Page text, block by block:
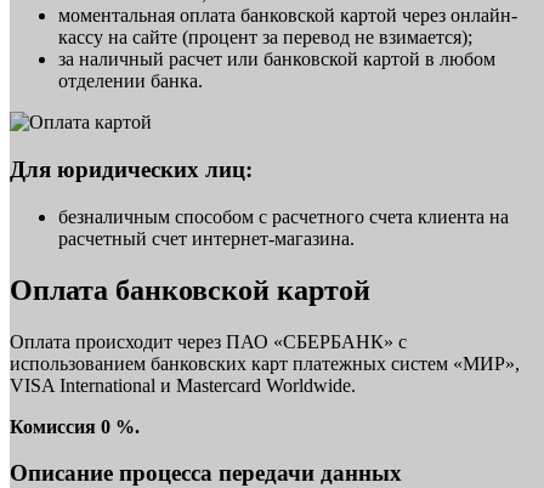
моментальная оплата банковской картой через онлайн-
кассу на сайте (процент за перевод не взимается);
за наличный расчет или банковской картой в любом
отделении банка.
Для юридических лиц:
безналичным способом с расчетного счета клиента на
расчетный счет интернет-магазина.
Оплата банковской картой
Оплата происходит через ПАО «СБЕРБАНК» с
использованием банковских карт платежных систем «МИР»,
VISA International и Mastercard Worldwide.
Комиссия 0 %.
Описание процесса передачи данных